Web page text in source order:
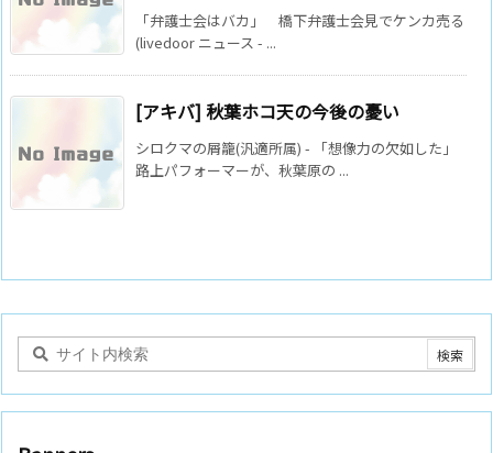
「弁護士会はバカ」 橋下弁護士会見でケンカ売る
(livedoor ニュース - ...
[アキバ] 秋葉ホコ天の今後の憂い
シロクマの屑籠(汎適所属) - 「想像力の欠如した」
路上パフォーマーが、秋葉原の ...